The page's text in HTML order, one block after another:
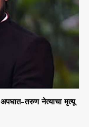
अपघात-तरुण नेत्याचा मृत्यू